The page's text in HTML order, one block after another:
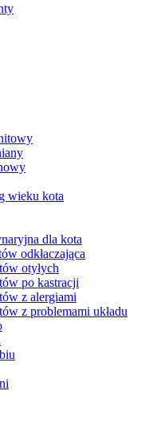
wieku kota
dla kota
odkłaczająca
otyłych
po kastracji
z alergiami
z problemami układu